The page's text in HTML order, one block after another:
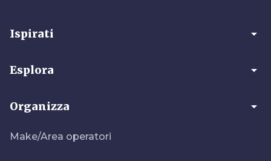
Ispirati arrow_drop_down
Esplora arrow_drop_down
Organizza arrow_drop_down
Make/Area operatori